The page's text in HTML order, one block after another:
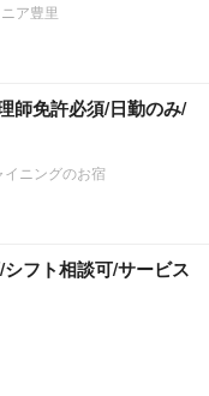
ア豊里
師免許必須/日勤のみ/
ニングのお宿
シフト相談可/サービス